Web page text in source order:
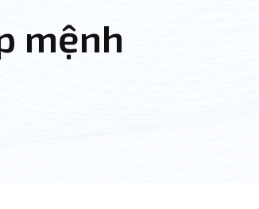
mệnh